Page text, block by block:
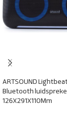
ARTSOUND
Bluetooth
126X291X110Mm